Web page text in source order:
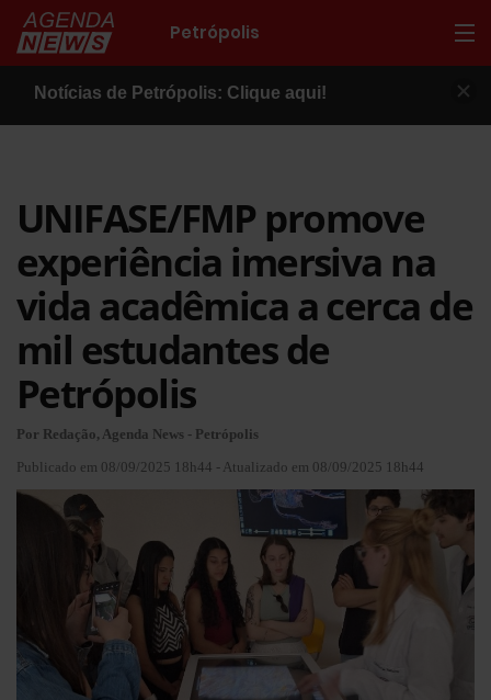
Petrópolis
Notícias de Petrópolis: Clique aqui!
UNIFASE/FMP promove
experiência imersiva na
vida acadêmica a cerca de
mil estudantes de
Petrópolis
Por Redação, Agenda News - Petrópolis
Publicado em 08/09/2025 18h44 - Atualizado em 08/09/2025 18h44